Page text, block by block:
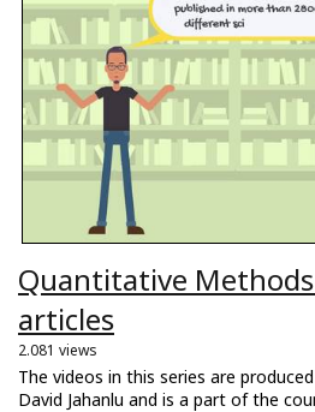
Quantitative
articles
2.081 views
The videos in this series are
David Jahanlu and is a part of the